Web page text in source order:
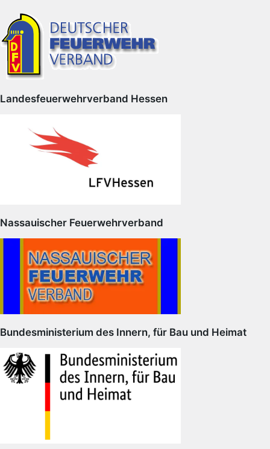
Landesfeuerwehrverband Hessen
Nassauischer Feuerwehrverband
Bundesministerium des Innern, für Bau und Heimat